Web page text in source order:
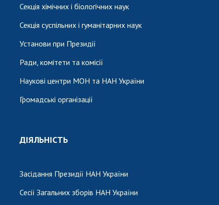
Секція хімічних і біологічних наук
Секція суспільних і гуманітарних наук
Установи при Президії
Ради, комітети та комісії
Наукові центри МОН та НАН України
Громадські організації
ДІЯЛЬНІСТЬ
Засідання Президії НАН України
Сесії Загальних зборів НАН України